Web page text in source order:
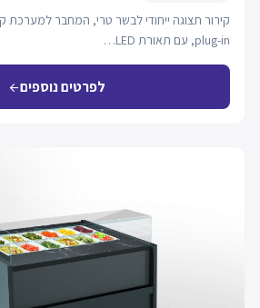
קירור תצוגה ייחודי לבשר טרי, המחבר למערכת
plug-in, עם תאורת LED…
לפרטים נוספיםarrow_back